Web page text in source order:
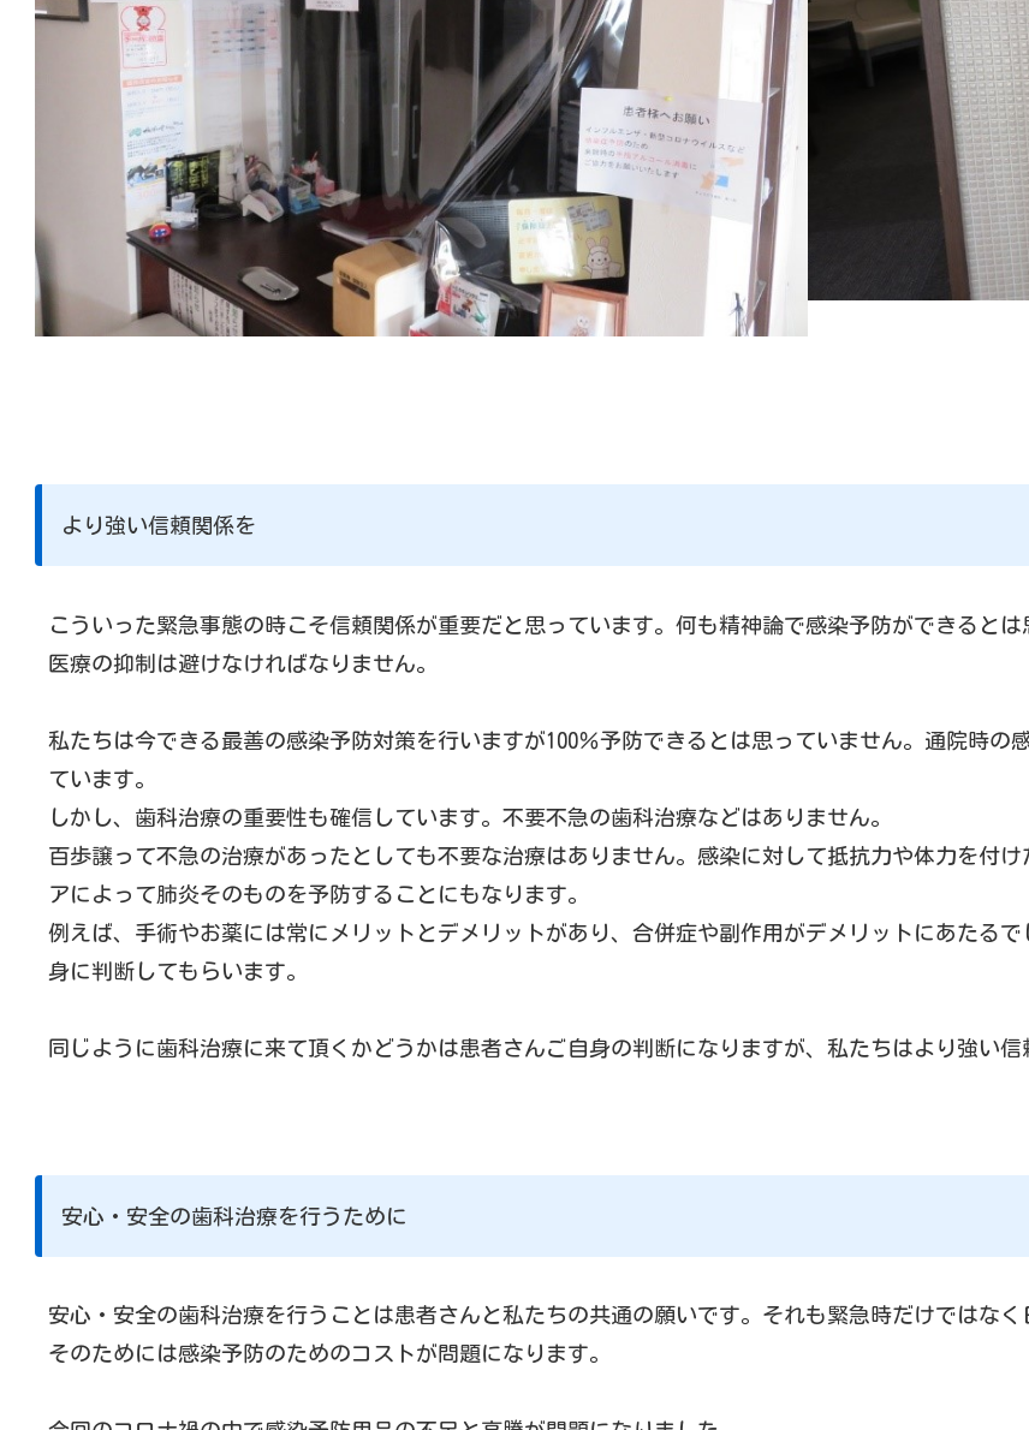
より強い信頼関係を
こういった緊急事態の時こそ信頼関係が重要だと思っています。何も精神論で感染予防ができると
医療の抑制は避けなければなりません。
私たちは今できる最善の感染予防対策を行いますが100％予防できるとは思っていません。通院時の
ています。
しかし、歯科治療の重要性も確信しています。不要不急の歯科治療などはありません。
百歩譲って不急の治療があったとしても不要な治療はありません。感染に対して抵抗力や体力を付
アによって肺炎そのものを予防することにもなります。
例えば、手術やお薬には常にメリットとデメリットがあり、合併症や副作用がデメリットにあたる
身に判断してもらいます。
同じように歯科治療に来て頂くかどうかは患者さんご自身の判断になりますが、私たちはより強い信
安心・安全の歯科治療を行うために
安心・安全の歯科治療を行うことは患者さんと私たちの共通の願いです。それも緊急時だけではなく
そのためには感染予防のためのコストが問題になります。